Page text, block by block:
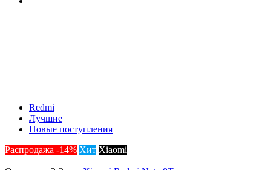
Redmi
Лучшие
Новые поступления
Распродажа -14% Хит Xiaomi